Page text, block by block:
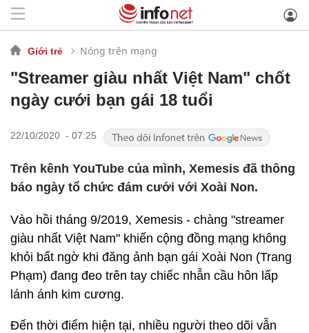
Giới trẻ Nóng trên mạng
"Streamer giàu nhất Việt Nam" chốt
ngày cưới bạn gái 18 tuổi
22/10/2020 - 07:25
Trên kênh YouTube của mình, Xemesis đã thông
báo ngày tổ chức đám cưới với Xoài Non.
Vào hồi tháng 9/2019, Xemesis - chàng "streamer
giàu nhất Việt Nam" khiến cộng đồng mạng không
khỏi bất ngờ khi đăng ảnh bạn gái Xoài Non (Trang
Phạm) đang đeo trên tay chiếc nhẫn cầu hôn lấp
lánh ánh kim cương.
Đến thời điểm hiện tại, nhiều người theo dõi vẫn